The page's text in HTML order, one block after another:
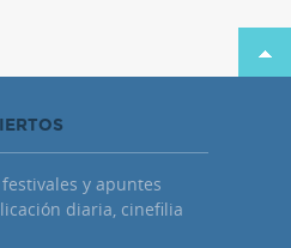
y apuntes
diaria, cinefilia